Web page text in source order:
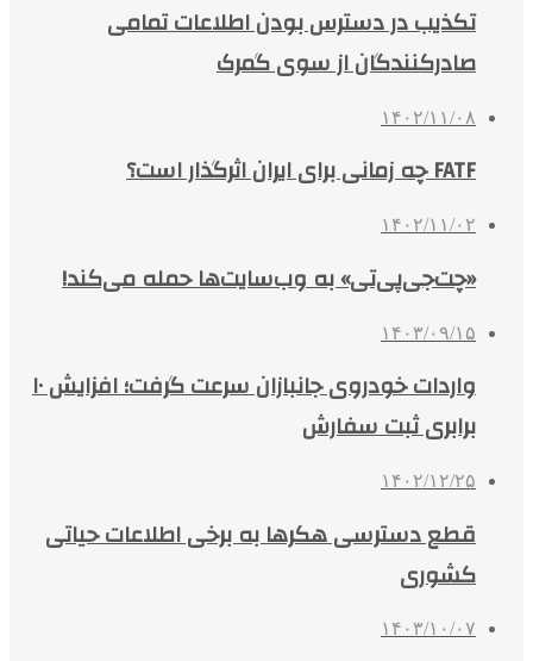
تکذیب در دسترس بودن اطلاعات تمامی
صادرکنندگان از سوی گمرک
۱۴۰۲/۱۱/۰۸
FATF چه زمانی برای ایران اثرگذار است؟
۱۴۰۲/۱۱/۰۲
«چت‌جی‌پی‌تی» به وب‌سایت‌ها حمله می‌کند!
۱۴۰۳/۰۹/۱۵
واردات خودروی جانبازان سرعت گرفت؛ افزایش ۱۰
برابری ثبت سفارش
۱۴۰۲/۱۲/۲۵
قطع دسترسی هکرها به برخی اطلاعات حیاتی
کشوری
۱۴۰۳/۱۰/۰۷